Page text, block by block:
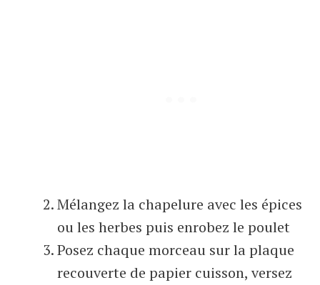
Mélangez la chapelure avec les épices
ou les herbes puis enrobez le poulet
Posez chaque morceau sur la plaque
recouverte de papier cuisson, versez